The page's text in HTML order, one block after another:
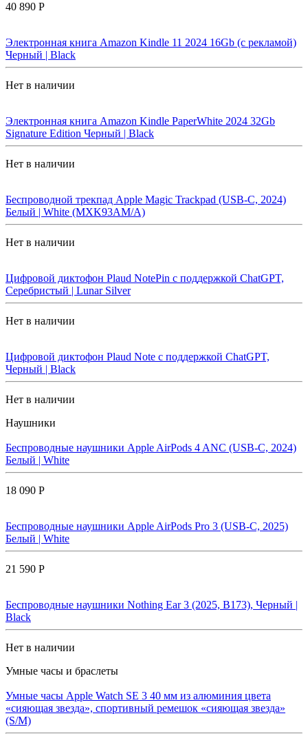
40 890 Р
Электронная книга Amazon Kindle 11 2024 16Gb (с рекламой)
Черный | Black
Нет в наличии
Электронная книга Amazon Kindle PaperWhite 2024 32Gb
Signature Edition Черный | Black
Нет в наличии
Беспроводной трекпад Apple Magic Trackpad (USB-C, 2024)
Белый | White (MXK93AM/A)
Нет в наличии
Цифровой диктофон Plaud NotePin с поддержкой ChatGPT,
Серебристый | Lunar Silver
Нет в наличии
Цифровой диктофон Plaud Note с поддержкой ChatGPT,
Черный | Black
Нет в наличии
Наушники
Беспроводные наушники Apple AirPods 4 ANC (USB-C, 2024)
Белый | White
18 090 Р
Беспроводные наушники Apple AirPods Pro 3 (USB-C, 2025)
Белый | White
21 590 Р
Беспроводные наушники Nothing Ear 3 (2025, B173), Черный |
Black
Нет в наличии
Умные часы и браслеты
Умные часы Apple Watch SE 3 40 мм из алюминия цвета
«сияющая звезда», спортивный ремешок «сияющая звезда»
(S/M)